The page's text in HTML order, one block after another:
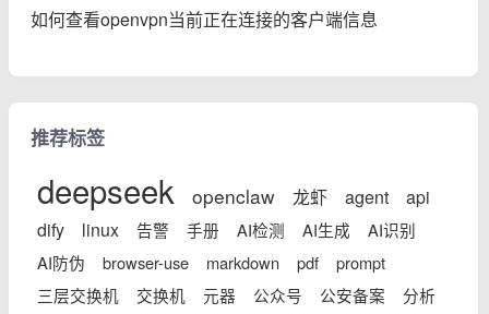
如何查看openvpn当前正在连接的客户端信息
推荐标签
deepseek openclaw 龙虾 agent
api
dify
linux 告警 手册 AI检测 AI生成
AI识别
AI防伪
browser-use markdown pdf
prompt
三层交换机
交换机 元器 公众号 公安备案
分析